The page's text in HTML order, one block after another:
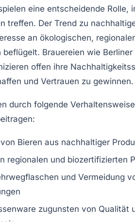
eine entscheidende Rolle,
treffen. Der Trend zu
an ökologischen,
beflügelt. Brauereien wie Berliner
offen ihre
und Vertrauen zu gewinnen.
durch folgende
Bieren aus nachhaltiger
regionalen und biozertifizierten
und Vermeidung
zugunsten von Qualität